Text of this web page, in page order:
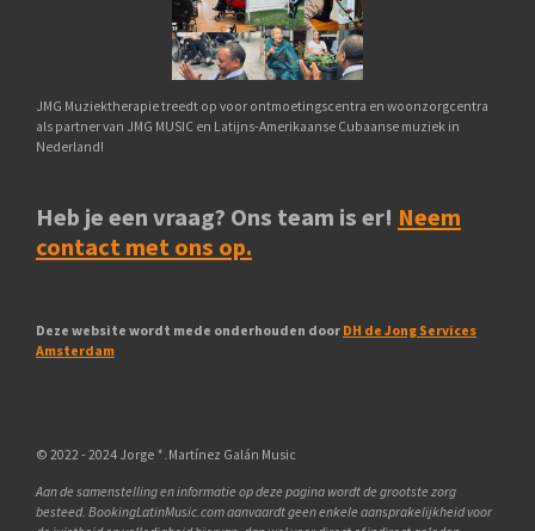
JMG Muziektherapie treedt op voor ontmoetingscentra en woonzorgcentra
als partner van JMG MUSIC en Latijns-Amerikaanse Cubaanse muziek in
Nederland!
Heb je een vraag? Ons team is er! Neem
contact met ons op.
Deze website wordt mede onderhouden door DH de Jong Services
Amsterdam
© 2022 - 2024 Jorge *.Martínez Galán Music
Aan de samenstelling en informatie op deze pagina wordt de grootste zorg
besteed. BookingLatinMusic.comaanvaardt geen enkele aansprakelijkheid voor